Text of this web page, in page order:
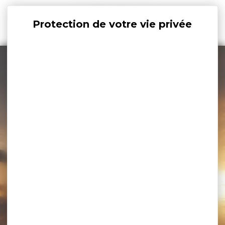
Panneau de gestion des cookies